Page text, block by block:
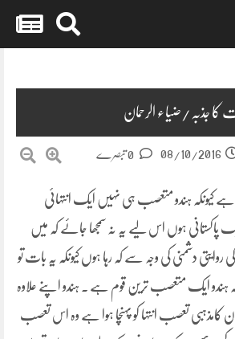
کا جذبہ/ضیاء الرحمان
08/10/2016
ہے کیونکہ ہندو متعصب ہی نہیں ایک انتہائی
ہوں اس لیے یہ نہ سمجھا جائے کہ میں
دشمنی کی وجہ سے کہ رہا ہوں کیونکہ یہ بات تو
ہندوایک متعصب ترین قوم ہے ۔ ہندو اپنے علاوہ
کامذہبی تعصب انتہا کو پہنچا ہوا ہے وہ اس تعصب